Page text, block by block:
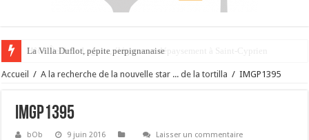
La Villa Duflot, pépite perpignanaise
Accueil / A la recherche de la nouvelle star ... de la tortilla / IMGP1395
IMGP1395
bOb 9 juin 2016 Laisser un commentaire